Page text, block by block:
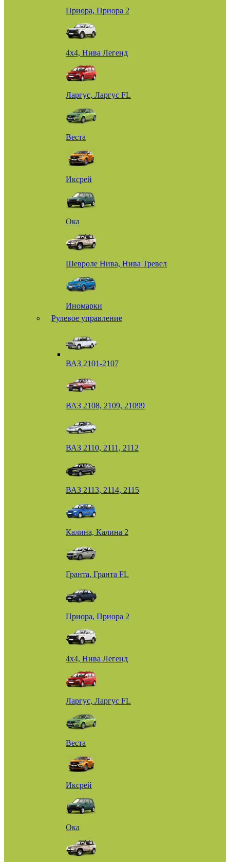
Приора, Приора 2
4х4, Нива Легенд
Ларгус, Ларгус FL
Веста
Иксрей
Ока
Шевроле Нива, Нива Тревел
Иномарки
Рулевое управление
ВАЗ 2101-2107
ВАЗ 2108, 2109, 21099
ВАЗ 2110, 2111, 2112
ВАЗ 2113, 2114, 2115
Калина, Калина 2
Гранта, Гранта FL
Приора, Приора 2
4х4, Нива Легенд
Ларгус, Ларгус FL
Веста
Иксрей
Ока